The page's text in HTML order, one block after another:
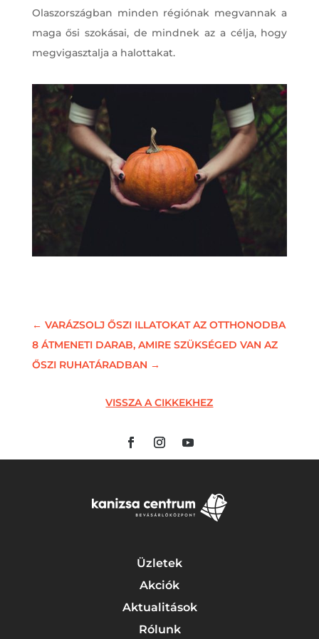
Olaszországban minden régiónak megvannak a
maga ősi szokásai, de mindnek az a célja, hogy
megvigasztalja a halottakat.
← VARÁZSOLJ ŐSZI ILLATOKAT AZ OTTHONODBA
8 ÁTMENETI DARAB, AMIRE SZÜKSÉGED VAN AZ
ŐSZI RUHATÁRADBAN →
VISSZA A CIKKEKHEZ
Üzletek
Akciók
Aktualitások
Rólunk